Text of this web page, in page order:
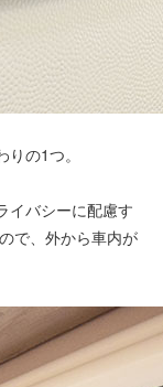
の1つ。
イバシーに配慮す
で、外から車内が